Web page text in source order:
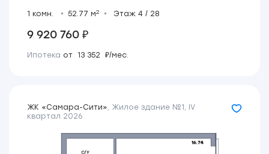
1 комн. 52.77 м2 Этаж 4 / 28
9 920 760 ₽
Ипотека от 13 352 ₽/мес.
ЖК «Самара-Сити», Жилое здание №1 , IV
квартал 2026